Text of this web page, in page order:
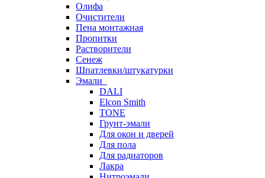
Олифа
Очистители
Пена монтажная
Пропитки
Растворители
Сенеж
Шпатлевки/штукатурки
Эмали
DALI
Elcon Smith
TONE
Грунт-эмали
Для окон и дверей
Для пола
Для радиаторов
Лакра